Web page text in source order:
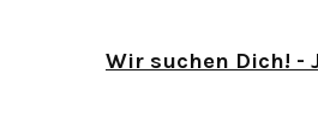
Wir suchen Dich! -